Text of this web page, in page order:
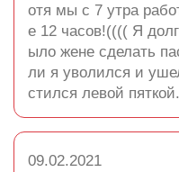
отя мы с 7 утра
е 12 часов!(((( Я
ыло жене сделать
ли я уволился и
стился левой пяткой.
09.02.2021